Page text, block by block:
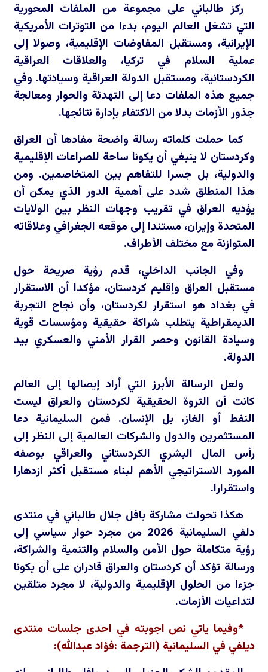
ركز طالباني على مجموعة من الملفات المحورية
التي تشغل العالم اليوم، بدءا من التوترات الأمريكية
الإيرانية، ومستقبل المفاوضات الإقليمية، وصولا إلى
عملية السلام في تركيا، والعلاقات العراقية
الكردستانية، ومستقبل الدولة العراقية وسيادتها. وفي
جميع هذه الملفات دعا إلى التهدئة والحوار ومعالجة
جذور الأزمات بدلا من الاكتفاء بإدارة نتائجها.
كما حملت كلماته رسالة واضحة مفادها أن العراق
وكردستان لا ينبغي أن يكونا ساحة للصراعات الإقليمية
والدولية، بل جسرا للتفاهم بين المتخاصمين. ومن
هذا المنطلق شدد على أهمية الدور الذي يمكن أن
يؤديه العراق في تقريب وجهات النظر بين الولايات
المتحدة وإيران، مستندا إلى موقعه الجغرافي وعلاقاته
المتوازنة مع مختلف الأطراف.
وفي الجانب الداخلي، قدم رؤية صريحة حول
مستقبل العراق وإقليم كردستان، مؤكدا أن الاستقرار
في بغداد هو استقرار لكردستان، وأن نجاح التجربة
الديمقراطية يتطلب شراكة حقيقية ومؤسسات قوية
وسيادة القانون وحصر القرار الأمني والعسكري بيد
الدولة.
ولعل الرسالة الأبرز التي أراد إيصالها إلى العالم
كانت أن الثروة الحقيقية لكردستان والعراق ليست
النفط أو الغاز، بل الإنسان. فمن السليمانية دعا
المستثمرين والدول والشركات العالمية إلى النظر إلى
رأس المال البشري الكردستاني والعراقي بوصفه
المورد الاستراتيجي الأهم لبناء مستقبل أكثر ازدهارا
واستقرارا.
هكذا تحولت مشاركة بافل جلال طالباني في منتدى
دلفي السليمانية 2026 من مجرد حوار سياسي إلى
رؤية متكاملة حول الأمن والسلام والتنمية والشراكة،
ورسالة تؤكد أن كردستان والعراق قادران على أن يكونا
جزءا من الحلول الإقليمية والدولية، لا مجرد متلقين
لتداعيات الأزمات.
*وفيما ياتي نص اجوبته في احدى جلسات منتدى
ديلفي في السليمانية (الترجمة :فؤاد عبدالله):